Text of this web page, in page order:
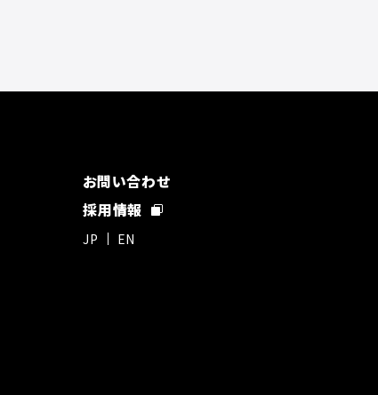
お問い合わせ
採用情報
JP EN